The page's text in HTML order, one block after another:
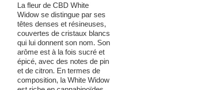
La fleur de CBD White
Widow se distingue par ses
têtes denses et résineuses,
couvertes de cristaux blancs
qui lui donnent son nom. Son
arôme est à la fois sucré et
épicé, avec des notes de pin
et de citron. En termes de
composition, la White Widow